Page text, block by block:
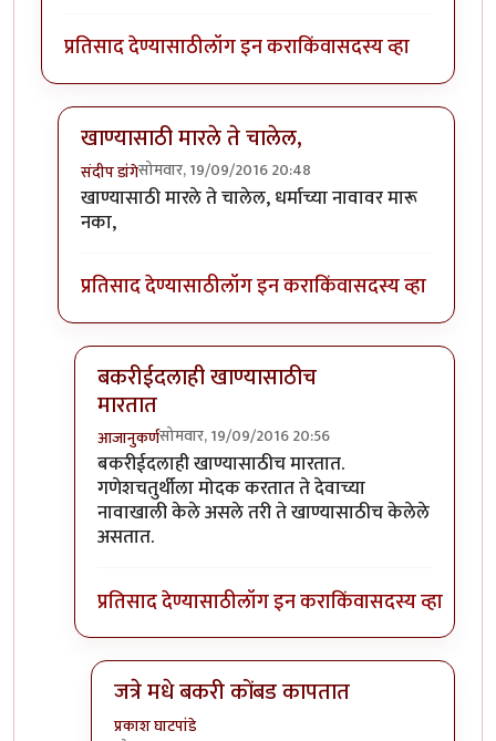
प्रतिसाद देण्यासाठीलॉग इन कराकिंवासदस्य व्हा
खाण्यासाठी मारले ते चालेल,
संदीप डांगेसोमवार, 19/09/2016 20:48
In reply toबकऱ्यांचा बळीbyआजानुकर्ण
खाण्यासाठी मारले ते चालेल, धर्माच्या नावावर मारू
नका,
प्रतिसाद देण्यासाठीलॉग इन कराकिंवासदस्य व्हा
बकरीईदलाही खाण्यासाठीच
मारतात
आजानुकर्णसोमवार, 19/09/2016 20:56
In reply toखाण्यासाठी मारले ते चालेल,
बकरीईदलाही खाण्यासाठीच मारतात.
गणेशचतुर्थीला मोदक करतात ते देवाच्या
नावाखाली केले असले तरी ते खाण्यासाठीच केलेले
असतात.
प्रतिसाद देण्यासाठीलॉग इन कराकिंवासदस्य व्हा
जत्रे मधे बकरी कोंबड कापतात
प्रकाश घाटपांडे